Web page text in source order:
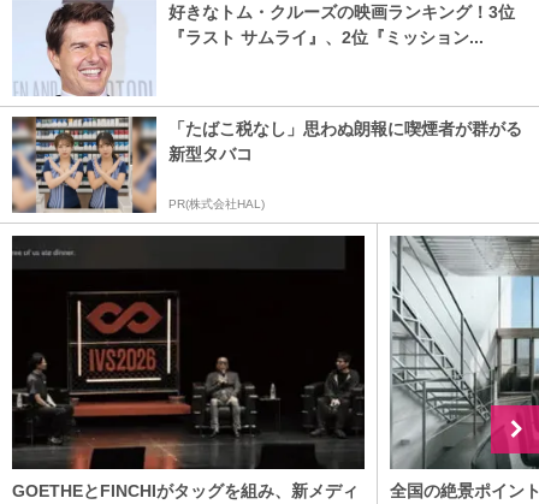
好きなトム・クルーズの映画ランキング！3位
『ラスト サムライ』、2位『ミッション...
「たばこ税なし」思わぬ朗報に喫煙者が群がる
新型タバコ
PR(株式会社HAL)
GOETHEとFINCHIがタッグを組み、新メディ
全国の絶景ポイン